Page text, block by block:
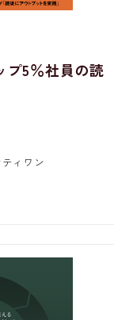
プ5％社員の読
ィワン